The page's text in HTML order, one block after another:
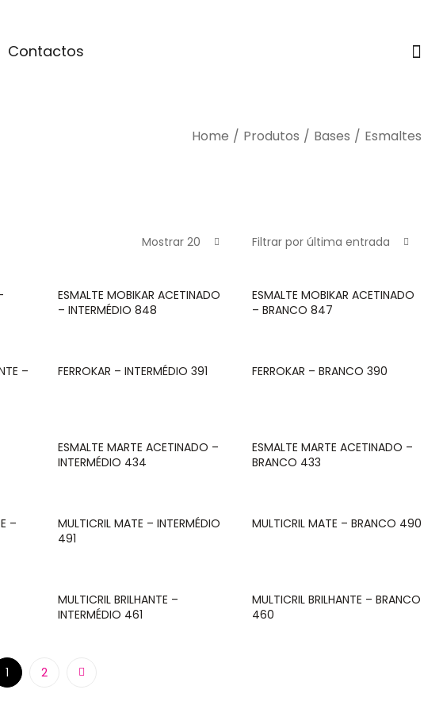
Contactos
Home / Produtos / Bases / Esmaltes
Mostrar 20 Filtrar por última entrada
ESMALTE MOBIKAR ACETINADO
– INTERMÉDIO 848
ESMALTE MOBIKAR ACETINADO
– BRANCO 847
–
FERROKAR – INTERMÉDIO 391 FERROKAR – BRANCO 390
ESMALTE MARTE ACETINADO –
INTERMÉDIO 434
ESMALTE MARTE ACETINADO –
BRANCO 433
–
MULTICRIL MATE – INTERMÉDIO
491
MULTICRIL MATE – BRANCO 490
MULTICRIL BRILHANTE –
INTERMÉDIO 461
MULTICRIL BRILHANTE – BRANCO
460
1 2